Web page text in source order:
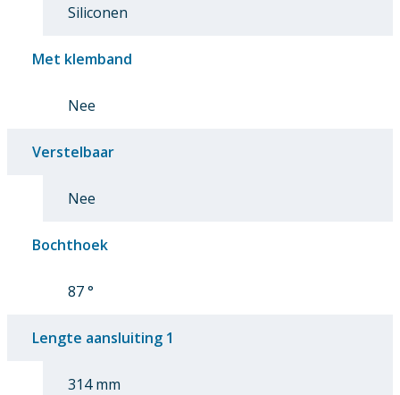
Siliconen
Met klemband
Nee
Verstelbaar
Nee
Bochthoek
87 °
Lengte aansluiting 1
314 mm